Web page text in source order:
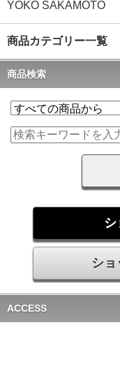
YOKO SAKAMOTO
商品カテゴリー一覧
商品検索
シ
シ
ACCESS